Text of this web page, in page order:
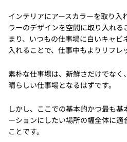
インテリアにアースカラーを取り入
ラーのデザインを空間に取り入れる
まり、いつもの仕事場に白いキャビ
入れることで、仕事中もよりリフレ
素朴な仕事場は、新鮮さだけでな
晴らしい仕事場となるはずです。
しかし、ここでの基本的かつ最も
ーションにしたい場所の幅全体に適
ことです。